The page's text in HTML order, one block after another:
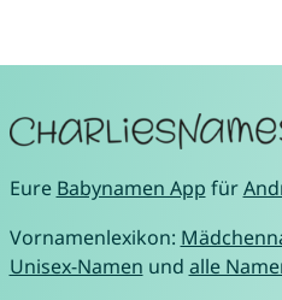
Eure Babynamen App für
Vornamenlexikon:
Unisex-Namen und alle